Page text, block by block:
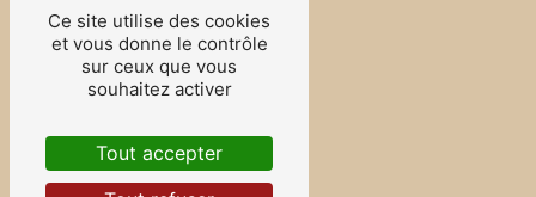
Dépannage plomberie
Rénovation Salle de bain
Rénovation Plomberie
Plomberie
Plombier
Ce site utilise des cookies
et vous donne le contrôle
sur ceux que vous
souhaitez activer
Tout accepter